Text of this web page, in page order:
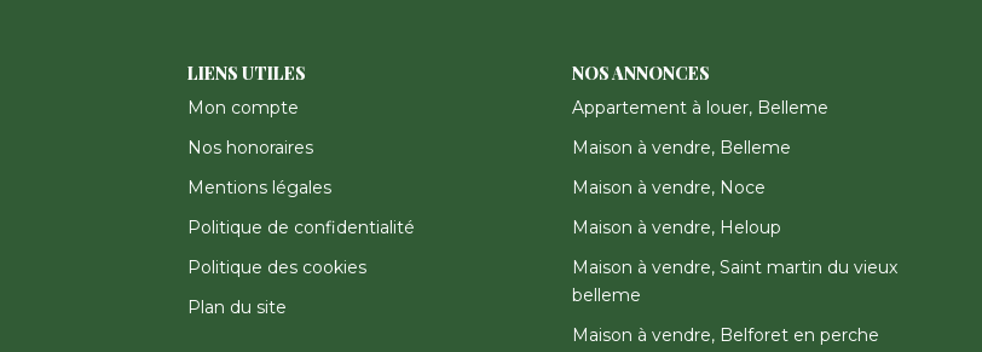
LIENS UTILES
Mon compte
Nos honoraires
Mentions légales
Politique de confidentialité
Politique des cookies
Plan du site
NOS ANNONCES
Appartement à louer, Belleme
Maison à vendre, Belleme
Maison à vendre, Noce
Maison à vendre, Heloup
Maison à vendre, Saint martin du vieux
belleme
Maison à vendre, Belforet en perche